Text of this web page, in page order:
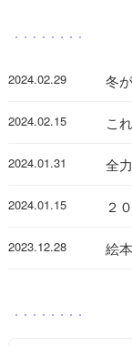
2024.02.29 冬
2024.02.15 こ
2024.01.31 全
2024.01.15 ２
2023.12.28 絵